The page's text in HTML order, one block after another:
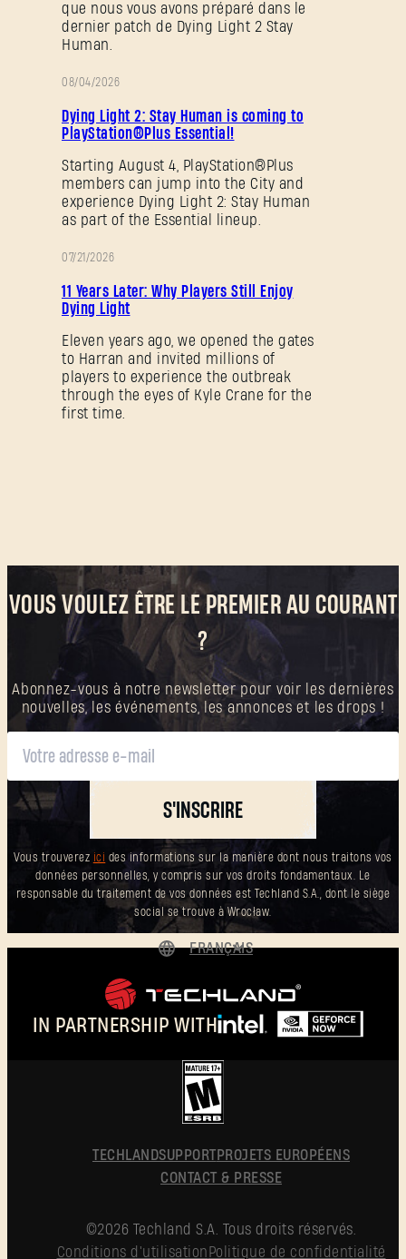
que nous vous avons préparé dans le
dernier patch de Dying Light 2 Stay
Human.
08/04/2026
Dying Light 2: Stay Human is coming to
PlayStation®Plus Essential!
Starting August 4, PlayStation®Plus
members can jump into the City and
experience Dying Light 2: Stay Human
as part of the Essential lineup.
07/21/2026
11 Years Later: Why Players Still Enjoy
Dying Light
Eleven years ago, we opened the gates
to Harran and invited millions of
players to experience the outbreak
through the eyes of Kyle Crane for the
first time.
VOUS VOULEZ ÊTRE LE PREMIER AU COURANT
?
Abonnez-vous à notre newsletter pour voir les dernières
nouvelles, les événements, les annonces et les drops !
S'INSCRIRE
Vous trouverez ici des informations sur la manière dont nous traitons vos
données personnelles, y compris sur vos droits fondamentaux. Le
responsable du traitement de vos données est Techland S.A., dont le siège
social se trouve à Wrocław.
IN PARTNERSHIP WITH
FRANÇAIS
POLSKI
简体中文
TECHLANDSUPPORT PROJETS EUROPÉENS
CONTACT & PRESSE
©2026 Techland S.A. Tous droits réservés.
Conditions d'utilisation Politique de confidentialité